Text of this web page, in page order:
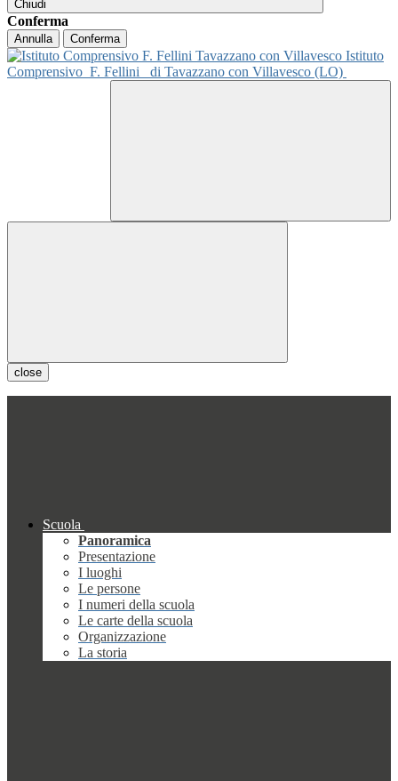
Chiudi
Conferma
Annulla Conferma
Istituto
Comprensivo F. Fellini di Tavazzano con Villavesco (LO)
close
Scuola
Panoramica
Presentazione
I luoghi
Le persone
I numeri della scuola
Le carte della scuola
Organizzazione
La storia